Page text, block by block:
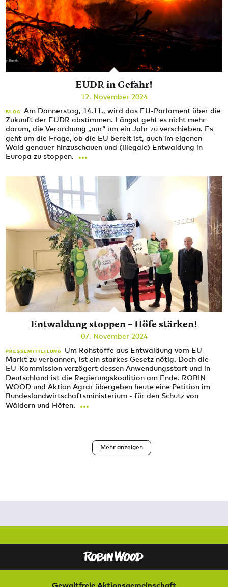
EUDR in Gefahr!
12. November 2024
BLOG
Am Donnerstag, 14.11., wird das EU-Parlament über die
Zukunft der EUDR abstimmen. Längst geht es nicht mehr
darum, die Verordnung „nur“ um ein Jahr zu verschieben. Es
geht um die Frage, ob die EU bereit ist, auch im eigenen
Wald genauer hinzuschauen und (illegale) Entwaldung in
Europa zu stoppen.
...
Entwaldung stoppen – Höfe stärken!
07. November 2024
PRESSEMITTEILUNG
Um Rohstoffe aus Entwaldung vom EU-
Markt zu verbannen, ist ein starkes Gesetz nötig. Doch die
EU-Kommission verzögert dessen Anwendungsstart und in
Deutschland ist die Regierungskoalition am Ende. ROBIN
WOOD und Aktion Agrar übergeben heute eine Petition im
Bundeslandwirtschaftsministerium - für den Schutz von
Wäldern und Höfen.
...
Mehr anzeigen
Gewaltfreie Aktionsgemeinschaft